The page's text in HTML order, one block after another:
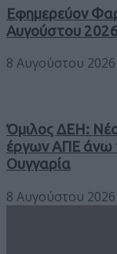
Εφημερεύον
Αυγούστου
8 Αυγούστου 2026
Όμιλος ΔΕΗ:
έργων ΑΠΕ άνω
Ουγγαρία
8 Αυγούστου 2026